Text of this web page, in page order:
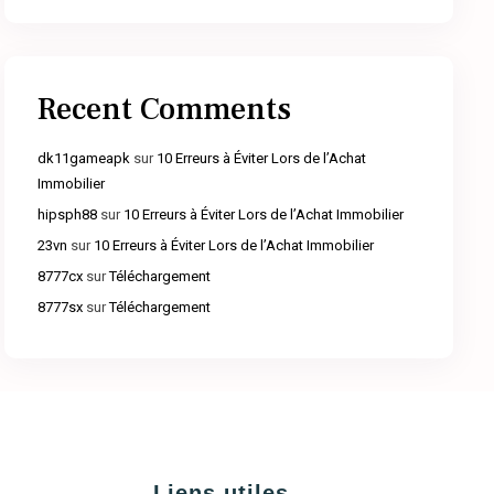
Recent Comments
dk11gameapksur 10 Erreurs à Éviter Lors de l’Achat
Immobilier
hipsph88sur 10 Erreurs à Éviter Lors de l’Achat Immobilier
23vn sur 10 Erreurs à Éviter Lors de l’Achat Immobilier
8777cxsurTéléchargement
8777sxsurTéléchargement